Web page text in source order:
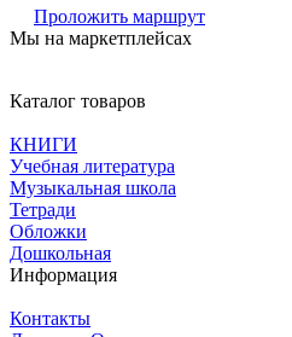
Проложить маршрут
Мы на маркетплейсах
Каталог товаров
КНИГИ
Учебная литература
Музыкальная школа
Тетради
Обложки
Дошкольная
Информация
Контакты